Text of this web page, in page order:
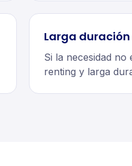
Larga
Si la necesidad no
renting y larga